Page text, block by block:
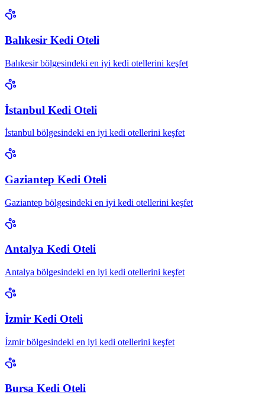
Balıkesir Kedi Oteli
Balıkesir bölgesindeki en iyi kedi otellerini keşfet
İstanbul Kedi Oteli
İstanbul bölgesindeki en iyi kedi otellerini keşfet
Gaziantep Kedi Oteli
Gaziantep bölgesindeki en iyi kedi otellerini keşfet
Antalya Kedi Oteli
Antalya bölgesindeki en iyi kedi otellerini keşfet
İzmir Kedi Oteli
İzmir bölgesindeki en iyi kedi otellerini keşfet
Bursa Kedi Oteli